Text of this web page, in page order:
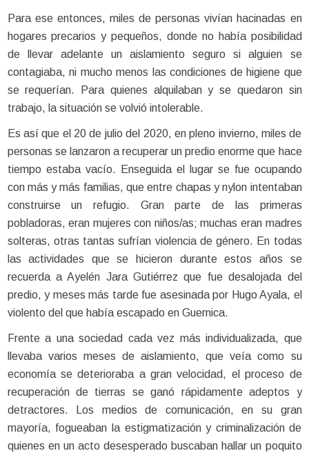
Para ese entonces, miles de personas vivían hacinadas en
hogares precarios y pequeños, donde no había posibilidad
de llevar adelante un aislamiento seguro si alguien se
contagiaba, ni mucho menos las condiciones de higiene que
se requerían. Para quienes alquilaban y se quedaron sin
trabajo, la situación se volvió intolerable.
Es así que el 20 de julio del 2020, en pleno invierno, miles de
personas se lanzaron a recuperar un predio enorme que hace
tiempo estaba vacío. Enseguida el lugar se fue ocupando
con más y más familias, que entre chapas y nylon intentaban
construirse un refugio. Gran parte de las primeras
pobladoras, eran mujeres con niños/as; muchas eran madres
solteras, otras tantas sufrían violencia de género. En todas
las actividades que se hicieron durante estos años se
recuerda a Ayelén Jara Gutiérrez que fue desalojada del
predio, y meses más tarde fue asesinada por Hugo Ayala, el
violento del que había escapado en Guernica.
Frente a una sociedad cada vez más individualizada, que
llevaba varios meses de aislamiento, que veía como su
economía se deterioraba a gran velocidad, el proceso de
recuperación de tierras se ganó rápidamente adeptos y
detractores. Los medios de comunicación, en su gran
mayoría, fogueaban la estigmatización y criminalización de
quienes en un acto desesperado buscaban hallar un poquito